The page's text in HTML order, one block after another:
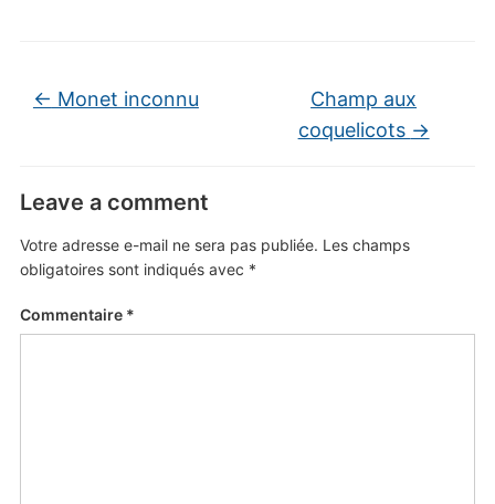
← Monet inconnu
Champ aux
coquelicots →
Leave a comment
Votre adresse e-mail ne sera pas publiée. Les champs
obligatoires sont indiqués avec *
Commentaire *